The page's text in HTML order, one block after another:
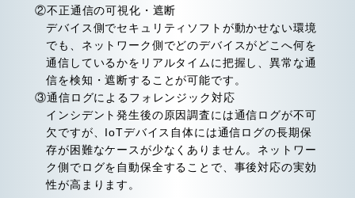
②不正通信の可視化・遮断
デバイス側でセキュリティソフトが動かせない環境
でも、ネットワーク側でどのデバイスがどこへ何を
通信しているかをリアルタイムに把握し、異常な通
信を検知・遮断することが可能です。
③通信ログによるフォレンジック対応
インシデント発生後の原因調査には通信ログが不可
欠ですが、IoTデバイス自体には通信ログの長期保
存が困難なケースが少なくありません。ネットワー
ク側でログを自動保全することで、事後対応の実効
性が高まります。